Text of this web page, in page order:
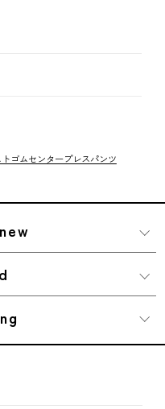
ゴムセンタープレスパンツ